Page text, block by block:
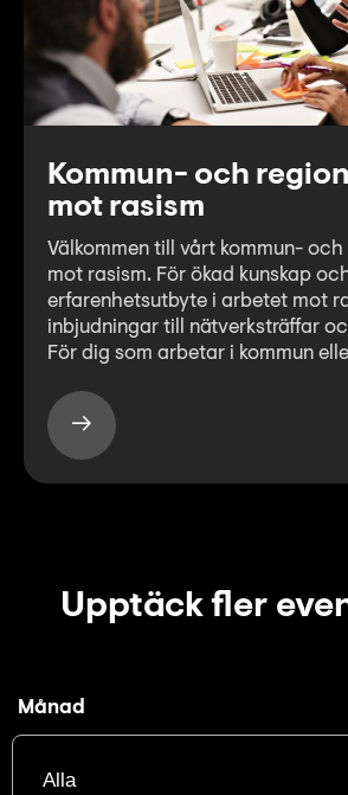
Kommun- och
mot rasism
Välkommen till vårt kommun-
mot rasism. För ökad kunskap
erfarenhetsutbyte i arbetet mot
inbjudningar till nätverksträffar
För dig som arbetar i kommun
Upptäck fler
Månad